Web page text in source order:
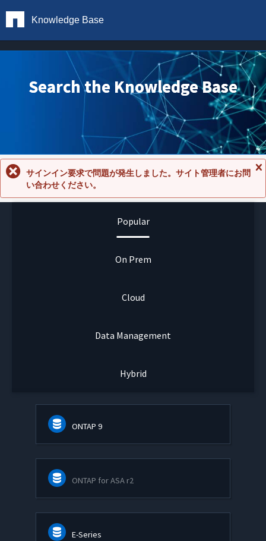
Knowledge Base
Search the Knowledge Base
セ
サインイン要求で問題が発生しました。サイト管理者にお問
い合わせください。
Popular
On Prem
Cloud
Data Management
Hybrid
ONTAP 9
ONTAP for ASA r2
E-Series